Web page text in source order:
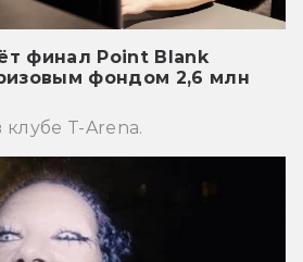
финал Point Blank
фондом 2,6 млн
T-Arena.